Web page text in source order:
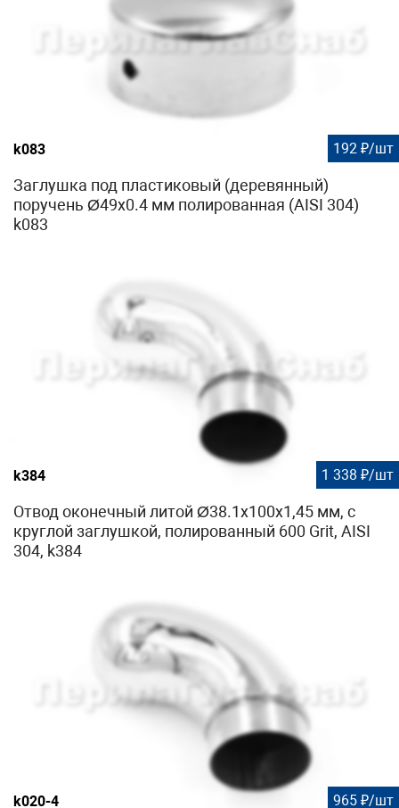
k083 192 ₽/шт
Заглушка под пластиковый (деревянный)
поручень Ø49х0.4 мм полированная (AISI 304)
k083
k384 1 338 ₽/шт
Отвод оконечный литой Ø38.1х100х1,45 мм, с
круглой заглушкой, полированный 600 Grit, AISI
304, k384
k020-4 965 ₽/шт